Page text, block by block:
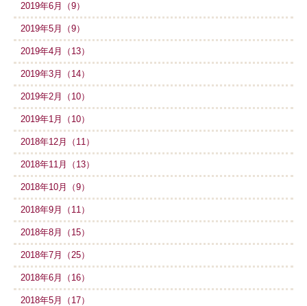
2019年6月（9）
2019年5月（9）
2019年4月（13）
2019年3月（14）
2019年2月（10）
2019年1月（10）
2018年12月（11）
2018年11月（13）
2018年10月（9）
2018年9月（11）
2018年8月（15）
2018年7月（25）
2018年6月（16）
2018年5月（17）